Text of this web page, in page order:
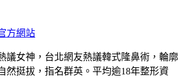
方網站
議女神，台北網友熱議韓式隆鼻術，輪廓
然挺拔，指名群英。平均逾18年整形資